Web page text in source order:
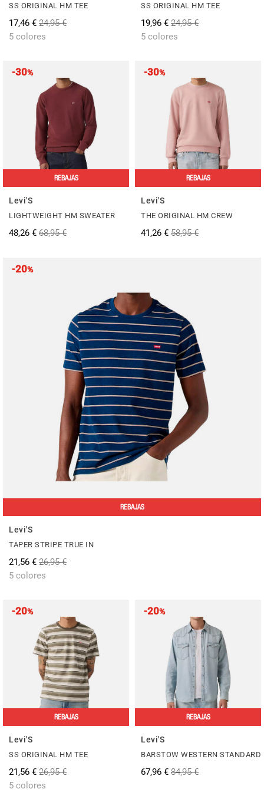
SS ORIGINAL HM TEE
17,46 € 24,95 €
5 colores
SS ORIGINAL HM TEE
19,96 € 24,95 €
5 colores
-30%
REBAJAS
Levi'S
LIGHTWEIGHT HM SWEATER
48,26 € 68,95 €
-30%
REBAJAS
Levi'S
THE ORIGINAL HM CREW
41,26 € 58,95 €
-20%
REBAJAS
Levi'S
TAPER STRIPE TRUE IN
21,56 € 26,95 €
5 colores
-20%
REBAJAS
Levi'S
SS ORIGINAL HM TEE
21,56 € 26,95 €
5 colores
-20%
REBAJAS
Levi'S
BARSTOW WESTERN STANDARD
67,96 € 84,95 €